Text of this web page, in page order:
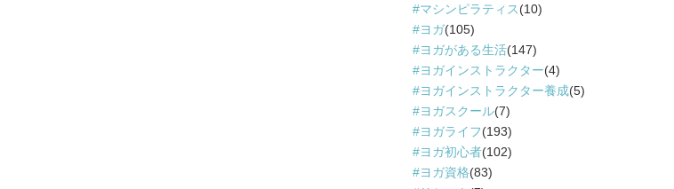
マシンピラティス(10)
ヨガ(105)
ヨガがある生活(147)
ヨガインストラクター(4)
ヨガインストラクター養成(5)
ヨガスクール(7)
ヨガライフ(193)
ヨガ初心者(102)
ヨガ資格(83)